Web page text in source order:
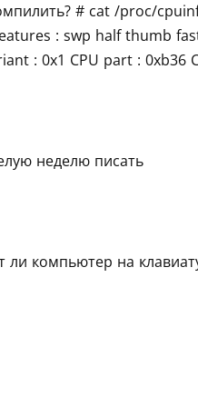
# cat /proc/
: swp half thumb
: 0x1 CPU part : 0xb36
неделю писать
ли компьютер на